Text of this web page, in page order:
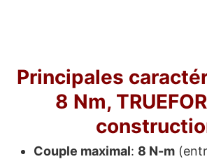
Principales
8 Nm,
Couple maximal: 8 N-m